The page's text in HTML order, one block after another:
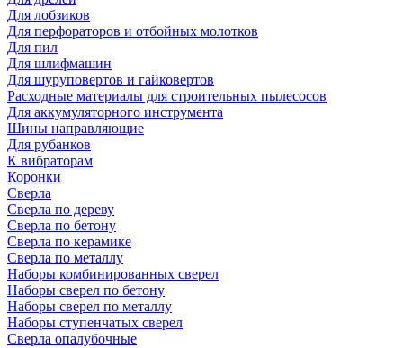
Для лобзиков
Для перфораторов и отбойных молотков
Для пил
Для шлифмашин
Для шуруповертов и гайковертов
Расходные материалы для строительных пылесосов
Для аккумуляторного инструмента
Шины направляющие
Для рубанков
К вибраторам
Коронки
Сверла
Сверла по дереву
Сверла по бетону
Сверла по керамике
Сверла по металлу
Наборы комбинированных сверел
Наборы сверел по бетону
Наборы сверел по металлу
Наборы ступенчатых сверел
Сверла опалубочные